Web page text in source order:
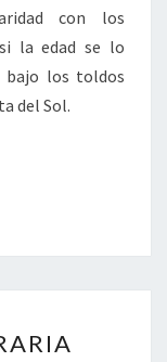
con los
la edad se lo
bajo los toldos
del Sol.